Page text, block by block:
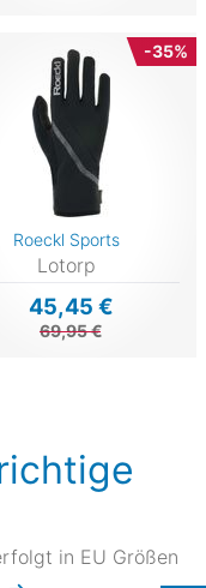
-35%
Roeckl Sports
Lotorp
45,45 €
69,95 €
in EU Größen